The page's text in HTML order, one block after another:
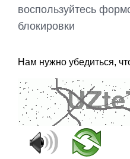
воспользуйтесь
блокировки
Нам нужно убедиться,